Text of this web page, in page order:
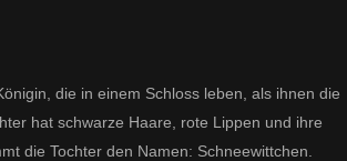
die in einem Schloss leben, als ihnen die
hat schwarze Haare, rote Lippen und ihre
die Tochter den Namen: Schneewittchen.